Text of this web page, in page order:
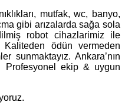
mutfak, wc, banyo,
gibi arızalarda sağa sola
robot cihazlarimiz ile
Kaliteden ödün vermeden
sunmaktayız. Ankara’nın
Profesyonel ekip & uygun